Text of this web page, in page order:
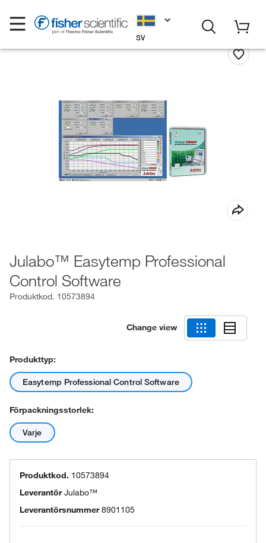
SV
Julabo™ Easytemp Professional
Control Software
Produktkod. 10573894
Change view
Produkttyp:
Easytemp Professional Control Software
Förpackningsstorlek:
Varje
Produktkod. 10573894
LeverantörJulabo™
Leverantörsnummer 8901105